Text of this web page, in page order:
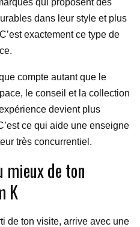
qui proposent des
dans leur style et plus
exactement ce type de
compte autant que le
le conseil et la collection
devient plus
ce qui aide une enseigne
très concurrentiel.
de ton
K
de ton visite, arrive avec une